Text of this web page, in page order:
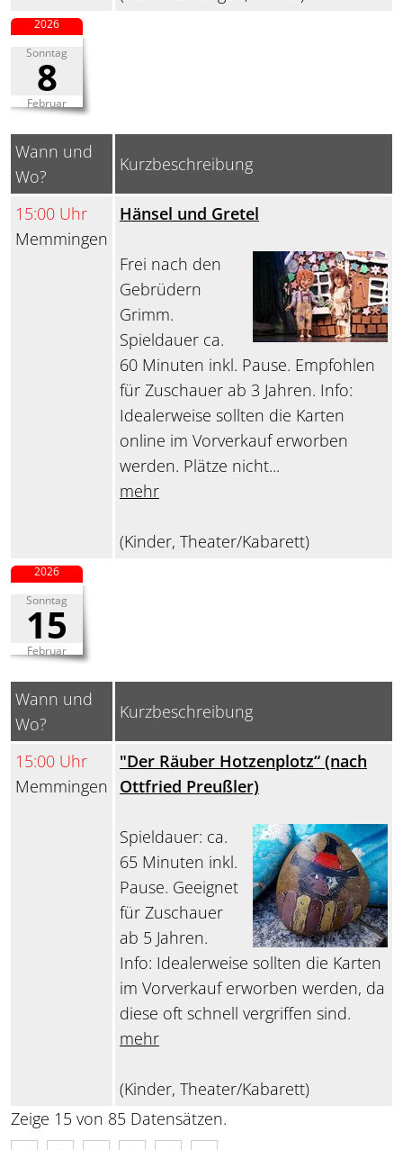
Sonntag
8
Februar
2026
Wann und
Wo?
Kurzbeschreibung
15:00 Uhr
Memmingen
Hänsel und Gretel
Frei nach den
Gebrüdern
Grimm.
Spieldauer ca.
60 Minuten inkl. Pause. Empfohlen
für Zuschauer ab 3 Jahren. Info:
Idealerweise sollten die Karten
online im Vorverkauf erworben
werden. Plätze nicht...
mehr
(Kinder, Theater/Kabarett)
Sonntag
15
Februar
2026
Wann und
Wo?
Kurzbeschreibung
15:00 Uhr
Memmingen
"Der Räuber Hotzenplotz“ (nach
Ottfried Preußler)
Spieldauer: ca.
65 Minuten inkl.
Pause. Geeignet
für Zuschauer
ab 5 Jahren.
Info: Idealerweise sollten die Karten
im Vorverkauf erworben werden, da
diese oft schnell vergriffen sind.
mehr
(Kinder, Theater/Kabarett)
Zeige 15 von 85 Datensätzen.